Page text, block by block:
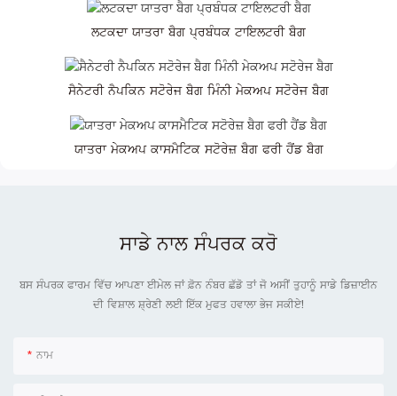
ਲਟਕਦਾ ਯਾਤਰਾ ਬੈਗ ਪ੍ਰਬੰਧਕ ਟਾਇਲਟਰੀ ਬੈਗ
ਸੈਨੇਟਰੀ ਨੈਪਕਿਨ ਸਟੋਰੇਜ ਬੈਗ ਮਿੰਨੀ ਮੇਕਅਪ ਸਟੋਰੇਜ ਬੈਗ
ਯਾਤਰਾ ਮੇਕਅਪ ਕਾਸਮੈਟਿਕ ਸਟੋਰੇਜ਼ ਬੈਗ ਫਰੀ ਹੈਂਡ ਬੈਗ
ਸਾਡੇ ਨਾਲ ਸੰਪਰਕ ਕਰੋ
ਬਸ ਸੰਪਰਕ ਫਾਰਮ ਵਿੱਚ ਆਪਣਾ ਈਮੇਲ ਜਾਂ ਫ਼ੋਨ ਨੰਬਰ ਛੱਡੋ ਤਾਂ ਜੋ ਅਸੀਂ ਤੁਹਾਨੂੰ ਸਾਡੇ ਡਿਜ਼ਾਈਨ
ਦੀ ਵਿਸ਼ਾਲ ਸ਼੍ਰੇਣੀ ਲਈ ਇੱਕ ਮੁਫਤ ਹਵਾਲਾ ਭੇਜ ਸਕੀਏ!
ਨਾਮ